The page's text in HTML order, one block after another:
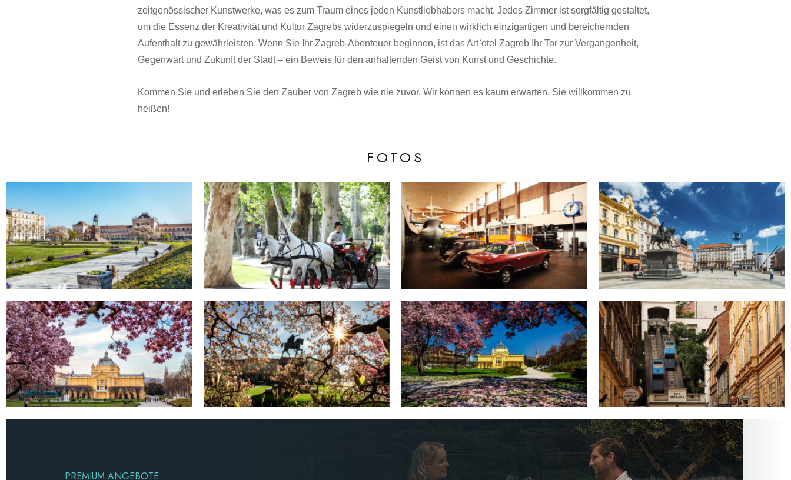
zeitgenössischer Kunstwerke, was es zum Traum eines jeden Kunstliebhabers macht. Jedes Zimmer ist sorgfältig gestaltet,
um die Essenz der Kreativität und Kultur Zagrebs widerzuspiegeln und einen wirklich einzigartigen und bereichernden
Aufenthalt zu gewährleisten. Wenn Sie Ihr Zagreb-Abenteuer beginnen, ist das Art`otel Zagreb Ihr Tor zur Vergangenheit,
Gegenwart und Zukunft der Stadt – ein Beweis für den anhaltenden Geist von Kunst und Geschichte.
Kommen Sie und erleben Sie den Zauber von Zagreb wie nie zuvor. Wir können es kaum erwarten, Sie willkommen zu
heißen!
FOTOS
PREMIUM ANGEBOTE